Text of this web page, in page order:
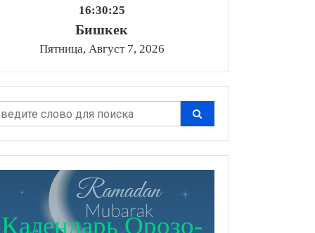
16:30:26
Бишкек
Пятница, Август 7, 2026
Календарь Орозо-